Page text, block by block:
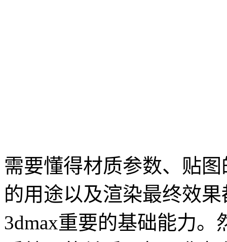
需要懂得材质参数、贴
的用途以及渲染最终效
3dmax重要的基础能力